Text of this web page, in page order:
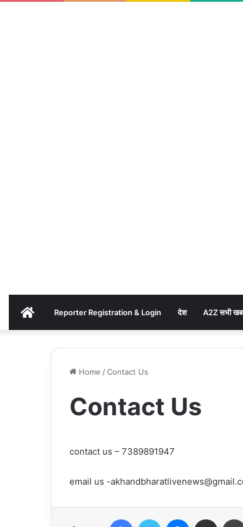
AKHAND
BHARAT
Reporter Registration & Login देश A2Z सभी
Home /Contact Us
Contact Us
contact us – 7389891947
email us -
FacebookTwitter Messenger
Share via Email